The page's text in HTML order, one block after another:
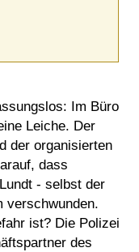
Im Büro
Leiche. Der
der organisierten
dass
- selbst der
verschwunden.
ist? Die Polizei
des